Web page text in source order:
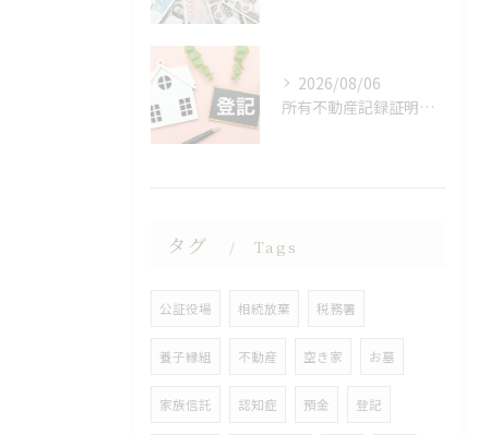
2026/08/06
所有不動産記録証明制度
タグ Tags
公証役場 相続放棄 税務署
養子縁組 不動産 空き家 お墓
家族信託 認知症 預金 登記